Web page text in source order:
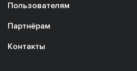
Пользователям
Партнёрам
Контакты